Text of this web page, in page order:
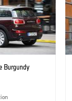
Burgundy